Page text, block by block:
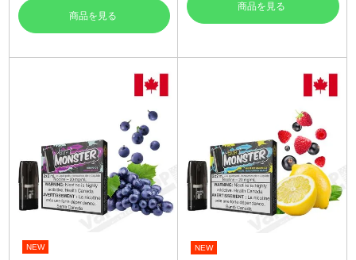
商品を見る
商品を見る
NEW NEW